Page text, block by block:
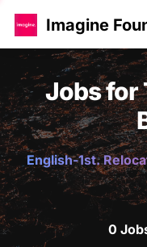
Imagine
Jobs for
English-1st.
0